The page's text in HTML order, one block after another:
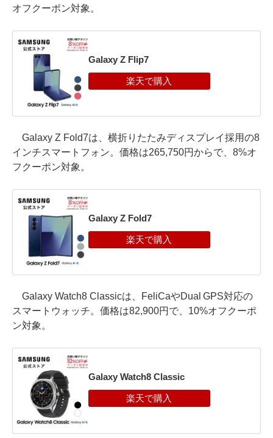
オフクーポン対象。
Galaxy Z Flip7
Galaxy Z Fold7は、横折りたたみディスプレイ採用の8
インチスマートフォン。価格は265,750円からで、8%オ
フクーポン対象。
Galaxy Z Fold7
Galaxy Watch8 Classicは、FeliCaやDual GPS対応の
スマートウォッチ。価格は82,900円で、10%オフクーポ
ン対象。
Galaxy Watch8 Classic